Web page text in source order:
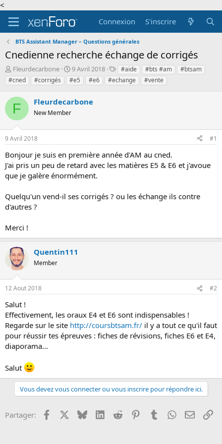
<
Connexion
S'inscrire
BTS Assistant Manager – Questions générales
Cnedienne recherche échange de corrigés
A
u
t
e
u
r
d
e
l
d
i
s
u
s
s
o
n
Fleurdecarbone
D
a
t
d
é
t
9 Avril 2018
T
a
g
#aide #bts #am
#btsam
#cned
#corrigés #e5 #e6 #echange #vente
F Fleurdecarbone
New Member
9 Avril 2018 #1
Bonjour je suis en première année d'AM au cned.
J'ai pris un peu de retard avec les matières E5 & E6 et j'avoue
que je galère énormément.
Quelqu'un vend-il ses corrigés ? ou les échange ils contre
d'autres ?
Merci !
Quentin111
Member
12 Aout 2018 #2
Salut !
Effectivement, les oraux E4 et E6 sont indispensables !
Regarde sur le site http://coursbtsam.fr/ il y a tout ce qu'il faut
pour réussir tes épreuves : fiches de révisions, fiches E6 et E4,
diaporama...
Salut
Vous devez vous connecter ou vous inscrire pour répondre ici.
Partager: Facebook BlueskyLinkedInReddit PinterestTumblrWhatsApp
Email